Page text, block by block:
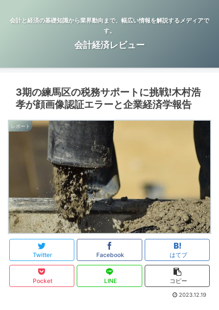
会計と経済の基礎知識から業界動向まで、幅広い情報を解説するメディアで
す。
会計経済レビュー
3期の練馬区の税務サポートに挑戦!木村浩
孝が顔画像認証エラーと企業経済学報告
レポート
Twitter Facebook はてブ
Pocket LINE コピー
2023.12.19